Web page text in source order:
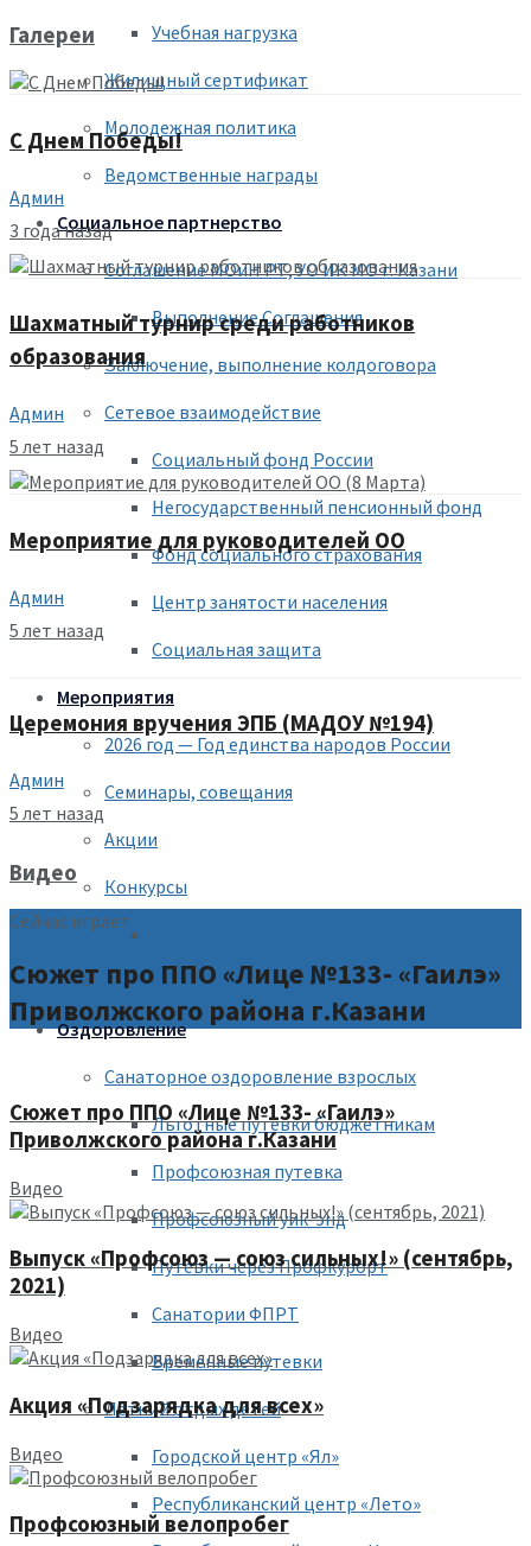
Учебная нагрузка
Жилищный сертификат
Молодежная политика
Ведомственные награды
Социальное партнерство
Соглашение МОиН РТ, УО ИК МО г. Казани
Выполнение Соглашения
Заключение, выполнение колдоговора
Сетевое взаимодействие
Социальный фонд России
Негосударственный пенсионный фонд
Фонд социального страхования
Центр занятости населения
Социальная защита
Мероприятия
2026 год — Год единства народов России
Семинары, совещания
Акции
Конкурсы
Спартакиада
Оздоровление
Санаторное оздоровление взрослых
Льготные путевки бюджетникам
Профсоюзная путевка
Профсоюзный уик-энд
Путевки через Профкурорт
Санатории ФПРТ
Временные путевки
Летний отдых детей
Городской центр «Ял»
Республиканский центр «Лето»
Галереи
С Днем Победы!
Админ
3 года назад
Шахматный турнир среди работников
образования
Админ
5 лет назад
Мероприятие для руководителей ОО
Админ
5 лет назад
Церемония вручения ЭПБ (МАДОУ №194)
Админ
5 лет назад
Видео
Сейчас играет
Сюжет про ППО «Лице №133- «Гаилэ»
Приволжского района г.Казани
Сюжет про ППО «Лице №133- «Гаилэ»
Приволжского района г.Казани
Видео
Выпуск «Профсоюз — союз сильных!» (сентябрь,
2021)
Видео
Акция «Подзарядка для всех»
Видео
Профсоюзный велопробег